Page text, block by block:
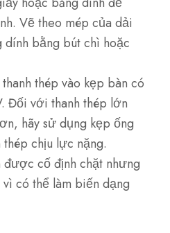
Vẽ theo mép của dải
dính bằng bút chì hoặc
thép vào kẹp bàn có
Đối với thanh thép lớn
hãy sử dụng kẹp ống
chịu lực nặng.
cố định chặt nhưng
vì có thể làm biến dạng